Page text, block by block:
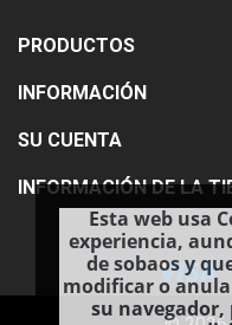
Esta web usa
experiencia,
de sobaos y
modificar o
su
PRODUCTOS
INFORMACIÓN
SU CUENTA
INFORMACIÓN DE LA